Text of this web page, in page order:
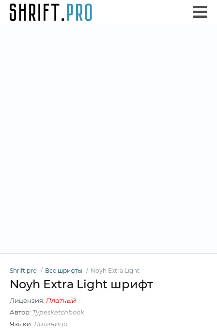
Shrift.pro Все шрифты Noyh Extra Light
Noyh Extra Light шрифт
Лицензия: Платный
Автор: Typesketchbook
Языки: Латиница